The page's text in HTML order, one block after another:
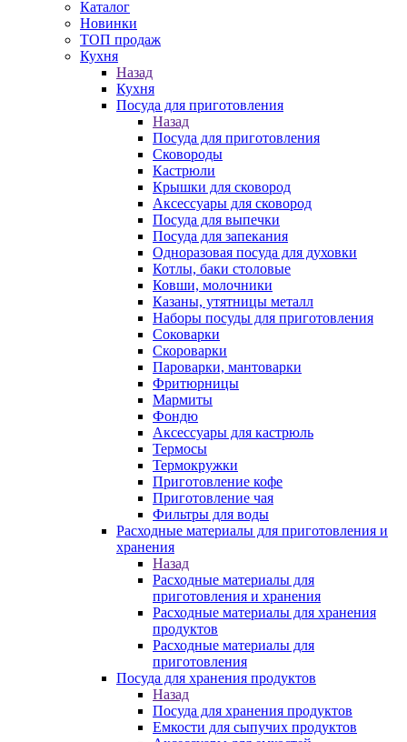
Каталог
Новинки
ТОП продаж
Кухня
Назад
Кухня
Посуда для приготовления
Назад
Посуда для приготовления
Сковороды
Кастрюли
Крышки для сковород
Аксессуары для сковород
Посуда для выпечки
Посуда для запекания
Одноразовая посуда для духовки
Котлы, баки столовые
Ковши, молочники
Казаны, утятницы металл
Наборы посуды для приготовления
Соковарки
Скороварки
Пароварки, мантоварки
Фритюрницы
Мармиты
Фондю
Аксессуары для кастрюль
Термосы
Термокружки
Приготовление кофе
Приготовление чая
Фильтры для воды
Расходные материалы для приготовления и
хранения
Назад
Расходные материалы для
приготовления и хранения
Расходные материалы для хранения
продуктов
Расходные материалы для
приготовления
Посуда для хранения продуктов
Назад
Посуда для хранения продуктов
Емкости для сыпучих продуктов